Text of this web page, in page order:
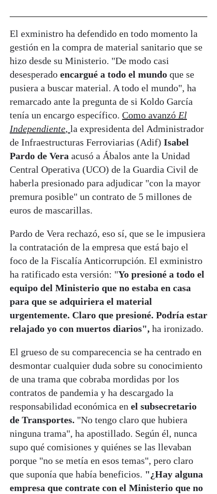
El exministro ha defendido en todo momento la
gestión en la compra de material sanitario que se
hizo desde su Ministerio. "De modo casi
desesperado encargué a todo el mundo que se
pusiera a buscar material. A todo el mundo", ha
remarcado ante la pregunta de si Koldo García
tenía un encargo específico. Como avanzó El
Independiente, la expresidenta del Administrador
de Infraestructuras Ferroviarias (Adif) Isabel
Pardo de Vera acusó a Ábalos ante la Unidad
Central Operativa (UCO) de la Guardia Civil de
haberla presionado para adjudicar "con la mayor
premura posible" un contrato de 5 millones de
euros de mascarillas.
Pardo de Vera rechazó, eso sí, que se le impusiera
la contratación de la empresa que está bajo el
foco de la Fiscalía Anticorrupción. El exministro
ha ratificado esta versión: "Yo presioné a todo el
equipo del Ministerio que no estaba en casa
para que se adquiriera el material
urgentemente. Claro que presioné. Podría estar
relajado yo con muertos diarios", ha ironizado.
El grueso de su comparecencia se ha centrado en
desmontar cualquier duda sobre su conocimiento
de una trama que cobraba mordidas por los
contratos de pandemia y ha descargado la
responsabilidad económica en el subsecretario
de Transportes. "No tengo claro que hubiera
ninguna trama", ha apostillado. Según él, nunca
supo qué comisiones y quiénes se las llevaban
porque "no se metía en esos temas", pero claro
que suponía que había beneficios. "¿Hay alguna
empresa que contrate con el Ministerio que no